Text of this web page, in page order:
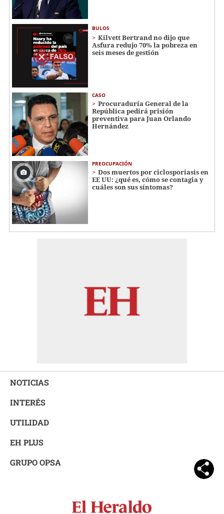
BULOS
Kilvett Bertrand no dijo que
Asfura redujo 70% la pobreza en
seis meses de gestión
CASO
Procuraduría General de la
República pedirá prisión
preventiva para Juan Orlando
Hernández
PREOCUPACIÓN
Dos muertos por ciclosporiasis en
EE UU: ¿qué es, cómo se contagia y
cuáles son sus síntomas?
NOTICIAS
INTERÉS
UTILIDAD
EH PLUS
GRUPO OPSA